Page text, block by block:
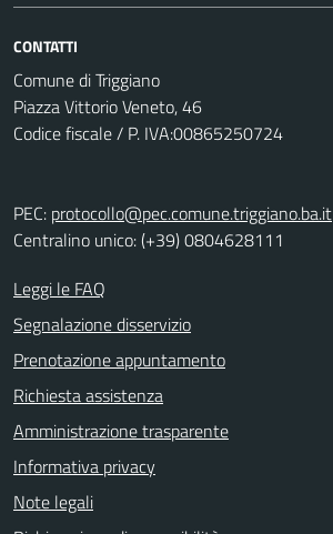
CONTATTI
Comune di Triggiano
Piazza Vittorio Veneto, 46
Codice fiscale / P. IVA:00865250724
PEC: protocollo@pec.comune.triggiano.ba.it
Centralino unico: (+39) 0804628111
Leggi le FAQ
Segnalazione disservizio
Prenotazione appuntamento
Richiesta assistenza
Amministrazione trasparente
Informativa privacy
Note legali